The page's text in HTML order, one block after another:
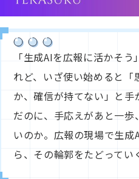
「生成AIを広報に活かそ
れど、いざ使い始めると
か、確信が持てない」と手
だのに、手応えがあと一
いのか。広報の現場で生
ら、その輪郭をたどってい